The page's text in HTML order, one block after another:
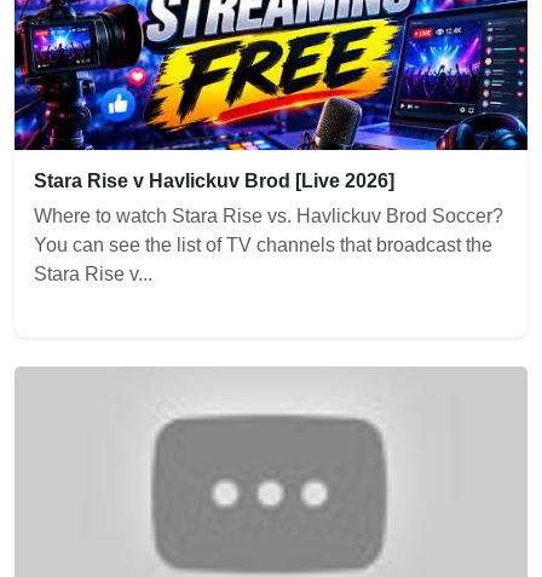
Stara Rise v Havlickuv Brod [Live 2026]
Where to watch Stara Rise vs. Havlickuv Brod Soccer?
You can see the list of TV channels that broadcast the
Stara Rise v...